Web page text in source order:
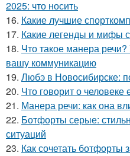
2025: что носить
16. Какие лучшие
17. Какие легенды и мифы
18. Что такое манера
вашу коммуникацию
19. Любэ в Новосибирске:
20. Что говорит о
21. Манера речи: как она
22. Ботфорты серые:
ситуаций
23. Как сочетать ботфорты